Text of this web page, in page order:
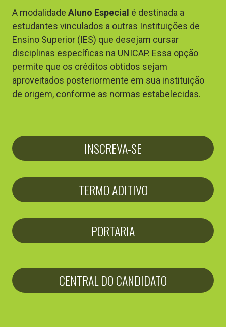
A modalidade Aluno Especial é destinada a
estudantes vinculados a outras Instituições de
Ensino Superior (IES) que desejam cursar
disciplinas específicas na UNICAP. Essa opção
permite que os créditos obtidos sejam
aproveitados posteriormente em sua instituição
de origem, conforme as normas estabelecidas.
INSCREVA-SE
TERMO ADITIVO
PORTARIA
CENTRAL DO CANDIDATO